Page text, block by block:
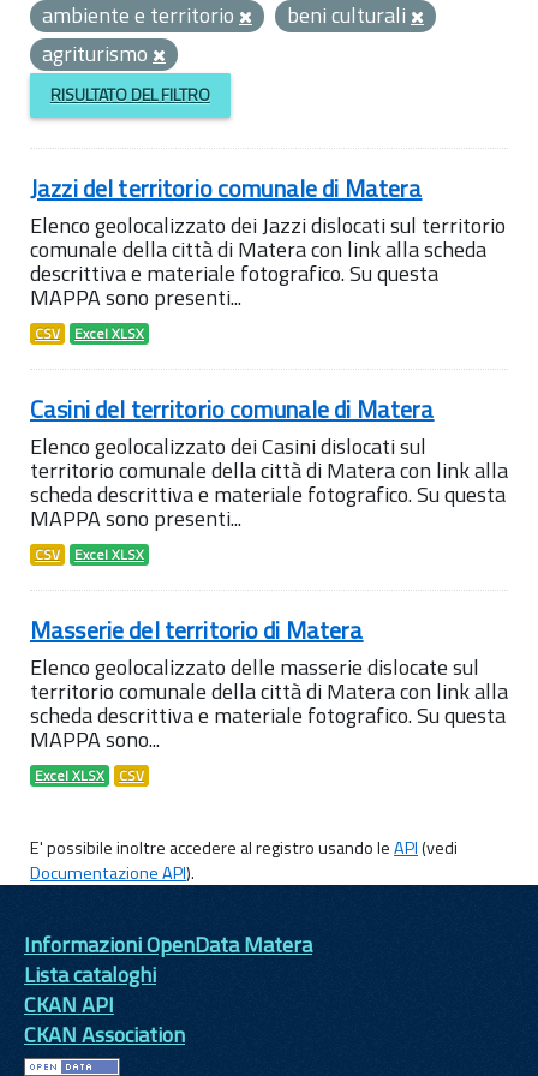
ambiente e territorio
beni culturali
agriturismo
RISULTATO DEL FILTRO
Jazzi del territorio comunale di Matera
Elenco geolocalizzato dei Jazzi dislocati sul territorio
comunale della città di Matera con link alla scheda
descrittiva e materiale fotografico. Su questa
MAPPA sono presenti...
CSV Excel XLSX
Casini del territorio comunale di Matera
Elenco geolocalizzato dei Casini dislocati sul
territorio comunale della città di Matera con link alla
scheda descrittiva e materiale fotografico. Su questa
MAPPA sono presenti...
CSV Excel XLSX
Masserie del territorio di Matera
Elenco geolocalizzato delle masserie dislocate sul
territorio comunale della città di Matera con link alla
scheda descrittiva e materiale fotografico. Su questa
MAPPA sono...
Excel XLSX CSV
E' possibile inoltre accedere al registro usando leAPI(vedi
Documentazione API).
Informazioni OpenData Matera
Lista cataloghi
CKAN API
CKAN Association